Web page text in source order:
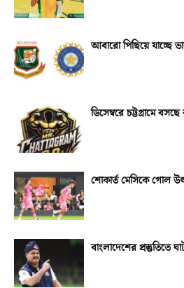
আবারো পিছিয়ে যাচ্ছে
ডিসেম্বরে চট্টগ্রামে
শোকার্ত মেসিকে গোল
বাংলাদেশের প্রস্তুতিতে